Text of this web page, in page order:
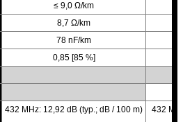
≤ 9,0 Ω/km
8,7 Ω/km
78 nF/km
0,85 [85 %]
432 MHz: 12,92 dB (typ.; dB / 100 m) 432